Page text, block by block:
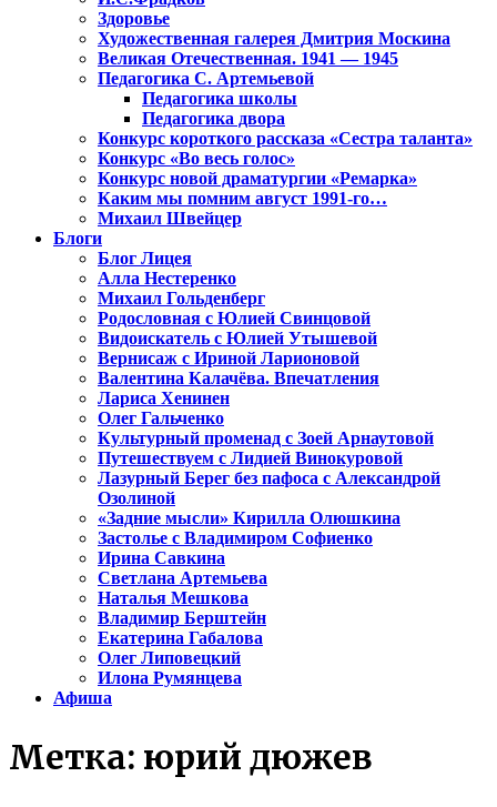
Здоровье
Художественная галерея Дмитрия Москина
Великая Отечественная. 1941 — 1945
Педагогика С. Артемьевой
Педагогика школы
Педагогика двора
Конкурс короткого рассказа «Сестра таланта»
Конкурс «Во весь голос»
Конкурс новой драматургии «Ремарка»
Каким мы помним август 1991-го…
Михаил Швейцер
Блоги
Блог Лицея
Алла Нестеренко
Михаил Гольденберг
Родословная с Юлией Свинцовой
Видоискатель с Юлией Утышевой
Вернисаж с Ириной Ларионовой
Валентина Калачёва. Впечатления
Лариса Хенинен
Олег Гальченко
Культурный променад с Зоей Арнаутовой
Путешествуем с Лидией Винокуровой
Лазурный Берег без пафоса с Александрой
Озолиной
«Задние мысли» Кирилла Олюшкина
Застолье с Владимиром Софиенко
Ирина Савкина
Светлана Артемьева
Наталья Мешкова
Владимир Берштейн
Екатерина Габалова
Олег Липовецкий
Илона Румянцева
Афиша
Метка: юрий дюжев